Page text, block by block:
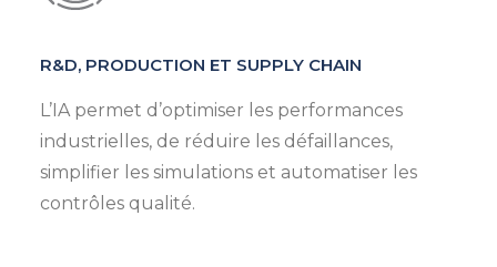
R&D, PRODUCTION ET SUPPLY CHAIN
L’IA permet d’optimiser les performances
industrielles, de réduire les défaillances,
simplifier les simulations et automatiser les
contrôles qualité.